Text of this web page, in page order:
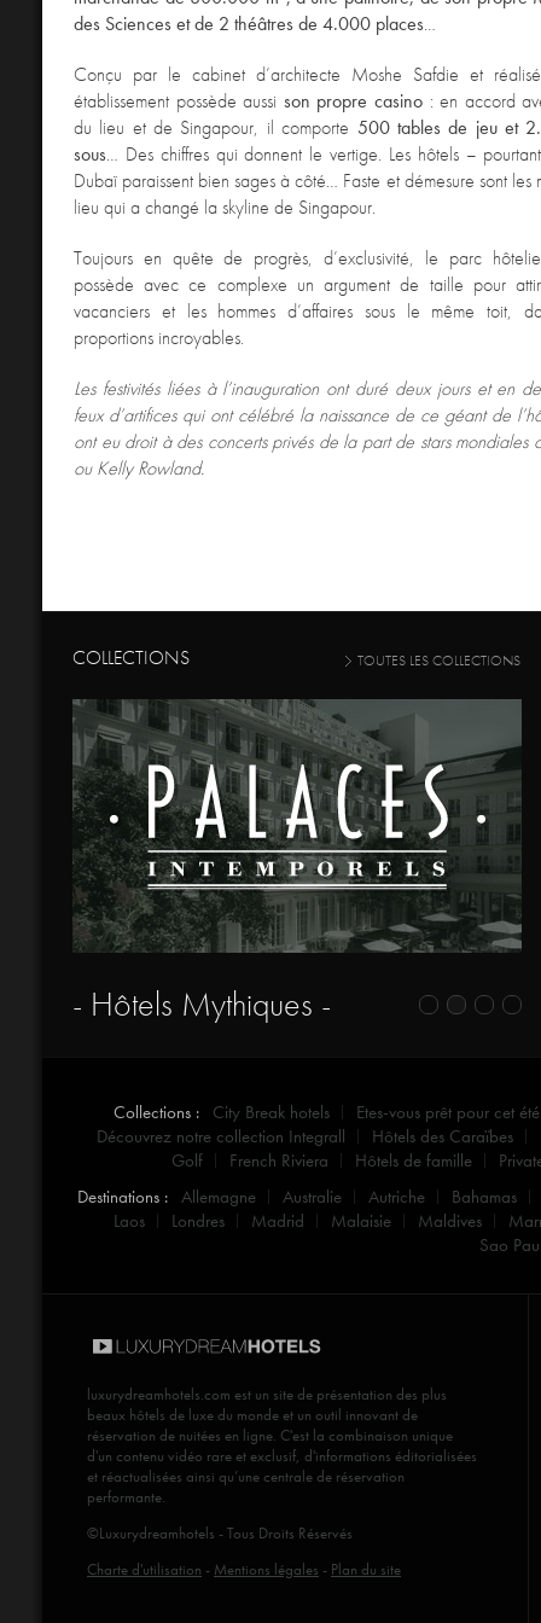
des Sciences et de 2 théâtres de 4.000 places…
Conçu par le cabinet d’architecte Moshe Safdie et
établissement possède aussi son propre casino : en accord
du lieu et de Singapour, il comporte 500 tables de jeu et
sous… Des chiffres qui donnent le vertige. Les hôtels –
Dubaï paraissent bien sages à côté… Faste et démesure sont les
lieu qui a changé la skyline de Singapour.
Toujours en quête de progrès, d’exclusivité, le parc
possède avec ce complexe un argument de taille pour
vacanciers et les hommes d’affaires sous le même toit,
proportions incroyables.
Les festivités liées à l’inauguration ont duré deux jours et en
feux d’artifices qui ont célébré la naissance de ce géant de
ont eu droit à des concerts privés de la part de stars mondiales
ou Kelly Rowland.
COLLECTIONS TOUTES LES COLLECTIONS
- Hôtels Mythiques -
Collections : City Break hotels
Etes-vous prêt pour cet été
Découvrez notre collection Integrall
Hôtels des Caraïbes
Golf
French Riviera Hôtels de famille
Destinations : Allemagne Australie Autriche
Bahamas
Laos
Londres Madrid Malaisie Maldives
Sao
luxurydreamhotels.com est un site de présentation des plus
beaux hôtels de luxe du monde et un outil innovant de
réservation de nuitées en ligne. C'est la combinaison unique
d'un contenu vidéo rare et exclusif, d'informations éditorialisées
et réactualisées ainsi qu’une centrale de réservation
performante.
©Luxurydreamhotels - Tous Droits Réservés
Charte d'utilisation - Mentions légales - Plan du site